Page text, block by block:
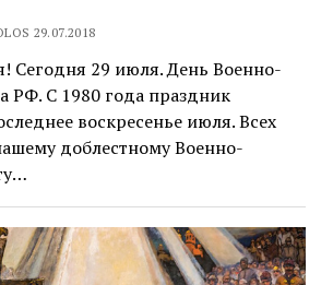
29.07.2018
Сегодня 29 июля. День Военно-
РФ. С 1980 года праздник
воскресенье июля. Всех
доблестному Военно-